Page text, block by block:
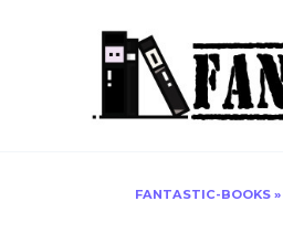
содержанию
FANTASTIC-BOOKS »